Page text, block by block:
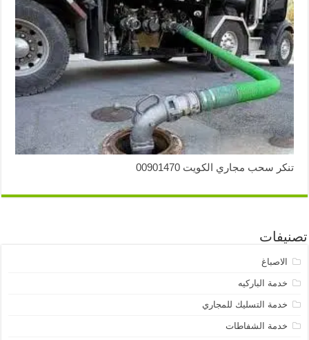
تنكر سحب مجاري الكويت 00901470
تصنيفات
الاصباغ
خدمة الباركيه
خدمة التسليك للمجاري
خدمة الشفاطات